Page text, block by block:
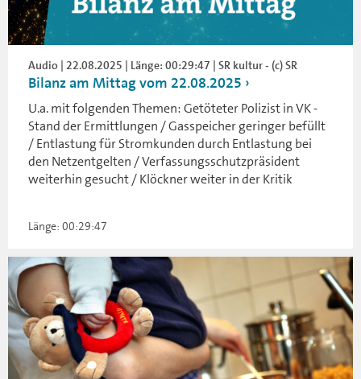
Audio | 22.08.2025 | Länge: 00:29:47 | SR kultur - (c) SR
Bilanz am Mittag vom 22.08.2025
U.a. mit folgenden Themen: Getöteter Polizist in VK -
Stand der Ermittlungen / Gasspeicher geringer befüllt
/ Entlastung für Stromkunden durch Entlastung bei
den Netzentgelten / Verfassungsschutzpräsident
weiterhin gesucht / Klöckner weiter in der Kritik
Länge: 00:29:47